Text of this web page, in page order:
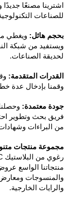
اشترينا مصنعًا جديدًا
للصناعات التكنولوجية
بحجم هائل:
ويستفيد من شبكة
لحديقة الصناعات.
القدرات المتقدمة:
وقمنا بإدخال عدة
جودة معتمدة:
فريق بحث وتطوير
من البراءات وشهادات
مجموعة منتجات
منتجاتنا الواسع
والمنسوجات ومعارض
والرايات الخارجية.